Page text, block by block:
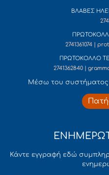
ΒΛΑΒΕΣ
2741361074 |
ΠΡΩΤΟΚΟΛΛΟ
2741362840 |
Mέσω του συστήματος
Κάντε εγγραφή εδώ